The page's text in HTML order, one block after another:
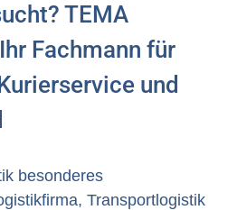
TEMA
Fachmann für
und
besonderes
Transportlogistik